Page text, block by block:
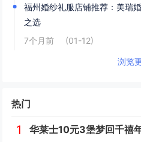
福州婚纱礼服店铺推荐：美瑞
之选
7个月前
(01-12)
浏览
热门
1